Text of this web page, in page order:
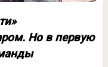
Но в первую